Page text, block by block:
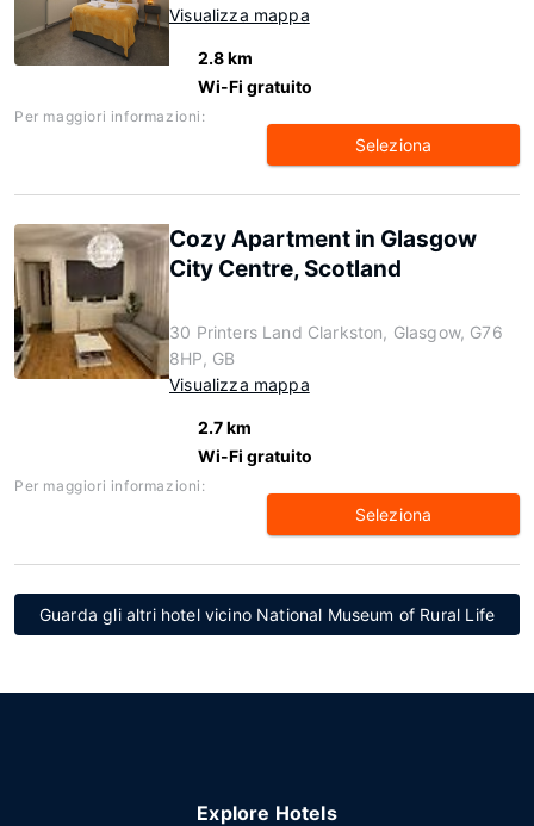
Visualizza mappa
2.8 km
Wi-Fi gratuito
Per maggiori informazioni:
Seleziona
Cozy Apartment in Glasgow
City Centre, Scotland
30 Printers Land Clarkston, Glasgow, G76
8HP, GB
Visualizza mappa
2.7 km
Wi-Fi gratuito
Per maggiori informazioni:
Seleziona
Guarda gli altri hotel vicino National Museum of Rural Life
Explore Hotels